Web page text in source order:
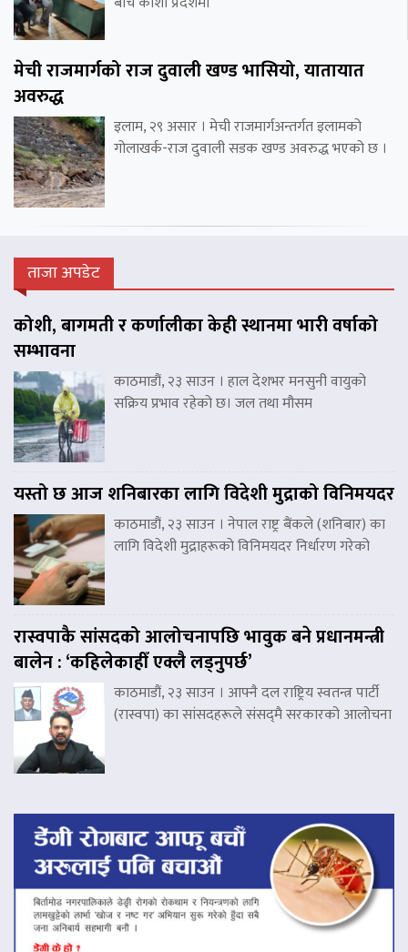
मेची राजमार्गको राज दुवाली खण्ड भासियो, यातायात
अवरुद्ध
इलाम, २९ असार । मेची राजमार्गअन्तर्गत इलामको
गोलाखर्क-राज दुवाली सडक खण्ड अवरुद्ध भएको छ ।
ताजा अपडेट
कोशी, बागमती र कर्णालीका केही स्थानमा भारी वर्षाको
सम्भावना
काठमाडौं, २३ साउन । हाल देशभर मनसुनी वायुको
सक्रिय प्रभाव रहेको छ। जल तथा मौसम
यस्तो छ आज शनिबारका लागि विदेशी मुद्राको विनिमयदर
काठमाडौं, २३ साउन । नेपाल राष्ट्र बैंकले (शनिबार) का
लागि विदेशी मुद्राहरूको विनिमयदर निर्धारण गरेको
रास्वपाकै सांसदको आलोचनापछि भावुक बने प्रधानमन्त्री
बालेन : ‘कहिलेकाहीँ एक्लै लड्नुपर्छ’
काठमाडौं, २३ साउन । आफ्नै दल राष्ट्रिय स्वतन्त्र पार्टी
(रास्वपा) का सांसदहरूले संसद्‌मै सरकारको आलोचना